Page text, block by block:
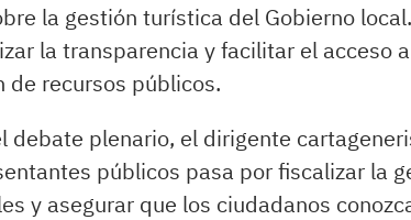
la gestión turística del Gobierno
la transparencia y facilitar el acceso
de recursos públicos.
debate plenario, el dirigente
públicos pasa por fiscalizar la
y asegurar que los ciudadanos